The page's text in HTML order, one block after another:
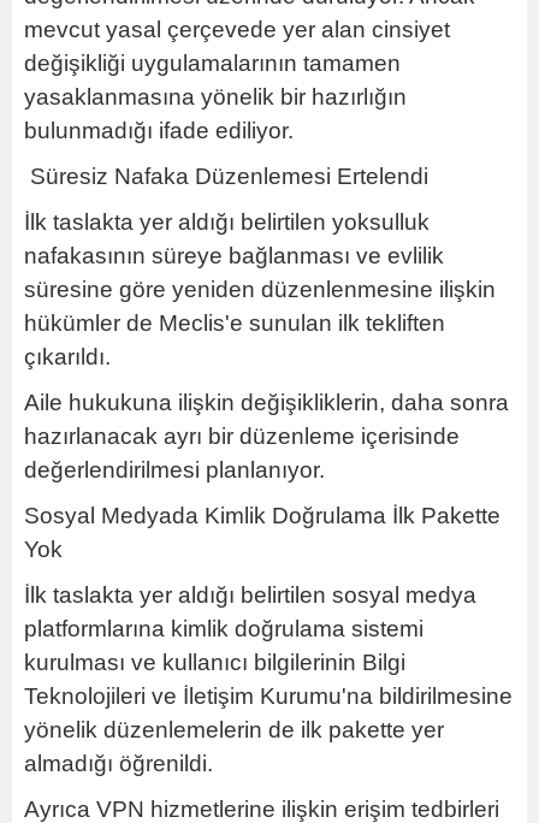
mevcut yasal çerçevede yer alan cinsiyet
değişikliği uygulamalarının tamamen
yasaklanmasına yönelik bir hazırlığın
bulunmadığı ifade ediliyor.
Süresiz Nafaka Düzenlemesi Ertelendi
İlk taslakta yer aldığı belirtilen yoksulluk
nafakasının süreye bağlanması ve evlilik
süresine göre yeniden düzenlenmesine ilişkin
hükümler de Meclis'e sunulan ilk tekliften
çıkarıldı.
Aile hukukuna ilişkin değişikliklerin, daha sonra
hazırlanacak ayrı bir düzenleme içerisinde
değerlendirilmesi planlanıyor.
Sosyal Medyada Kimlik Doğrulama İlk Pakette
Yok
İlk taslakta yer aldığı belirtilen sosyal medya
platformlarına kimlik doğrulama sistemi
kurulması ve kullanıcı bilgilerinin Bilgi
Teknolojileri ve İletişim Kurumu'na bildirilmesine
yönelik düzenlemelerin de ilk pakette yer
almadığı öğrenildi.
Ayrıca VPN hizmetlerine ilişkin erişim tedbirleri